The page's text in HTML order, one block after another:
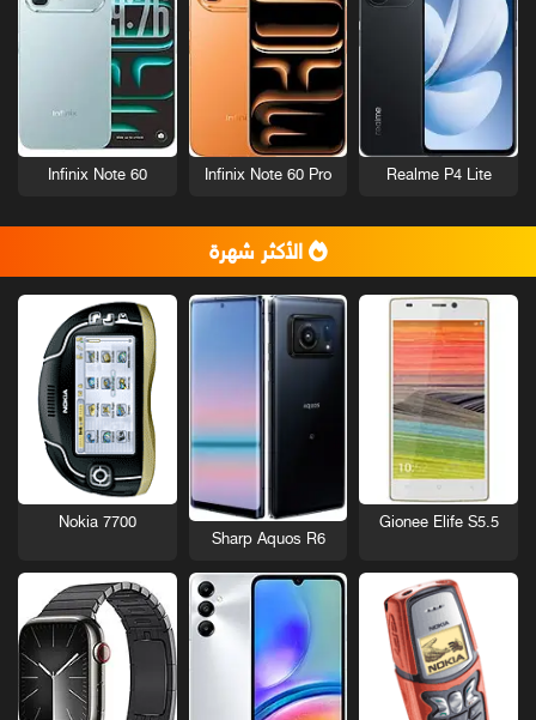
Realme P4 Lite
Infinix Note 60 Pro
Infinix Note 60
الأكثر شهرة
Gionee Elife S5.5
Sharp Aquos R6
Nokia 7700